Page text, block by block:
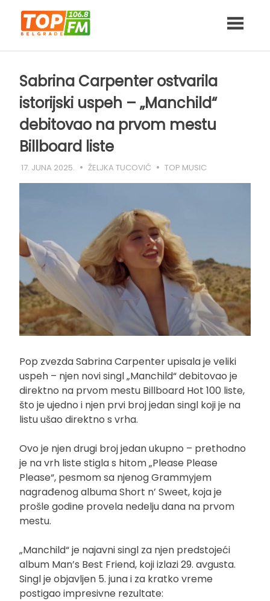
content
Sabrina Carpenter ostvarila
istorijski uspeh – „Manchild“
debitovao na prvom mestu
Billboard liste
17. JUNA 2025. ŽELJKA TUCOVIĆ TOP MUSIC
Pop zvezda Sabrina Carpenter upisala je veliki
uspeh – njen novi singl „Manchild“ debitovao je
direktno na prvom mestu Billboard Hot 100 liste,
što je ujedno i njen prvi broj jedan singl koji je na
listu ušao direktno s vrha.
Ovo je njen drugi broj jedan ukupno – prethodno
je na vrh liste stigla s hitom „Please Please
Please“, pesmom sa njenog Grammyjem
nagrađenog albuma Short n’ Sweet, koja je
prošle godine provela nedelju dana na prvom
mestu.
„Manchild“ je najavni singl za njen predstojeći
album Man’s Best Friend, koji izlazi 29. avgusta.
Singl je objavljen 5. juna i za kratko vreme
postigao impresivne rezultate: